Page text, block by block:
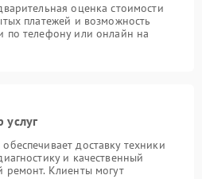
оценка стоимости
платежей и возможность
по телефону или онлайн на
услуг
доставку техники
и качественный
ремонт. Клиенты могут